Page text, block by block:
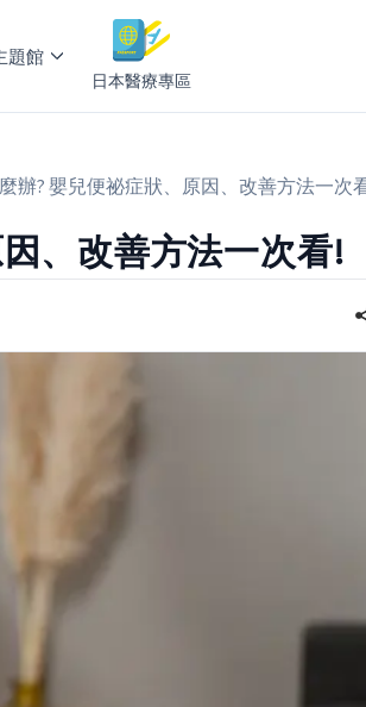
題館
日本醫療專區
辦? 嬰兒便祕症狀、原因、改善方法一次
、改善方法一次看!